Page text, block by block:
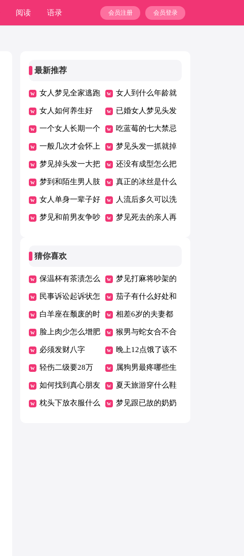
阅读 语录 会员登录
会员注册
最新推荐
女人梦见全家逃跑
躲藏成功
女人到什么年龄就
不想男人了
女人如何养生好 已婚女人梦见头发
掉了一大把
一个女人长期一个
人生活会怎样
吃蓝莓的七大禁忌
一般几次才会怀上 梦见头发一抓就掉
一坨
梦见掉头发一大把
什么意思
还没有成型怎么把
孩子打掉
梦到和陌生男人肢
体暧昧
真正的冰丝是什么
成分含量
女人单身一辈子好
吗
人流后多久可以洗
澡
梦见和前男友争吵 梦见死去的亲人再
猜你喜欢
保温杯有茶渍怎么
去掉
梦见打麻将吵架的
财运
民事诉讼起诉状怎
么写
茄子有什么好处和
坏处
白羊座在颓废的时
候怎么激励自己
相差6岁的夫妻都
惨是真的吗
脸上肉少怎么增肥 猴男与蛇女合不合
适
必须发财八字 晚上12点饿了该不
该吃东西
轻伤二级要28万 属狗男最疼哪些生
肖女
如何找到真心朋友 夏天旅游穿什么鞋
枕头下放衣服什么 梦见跟已故的奶奶